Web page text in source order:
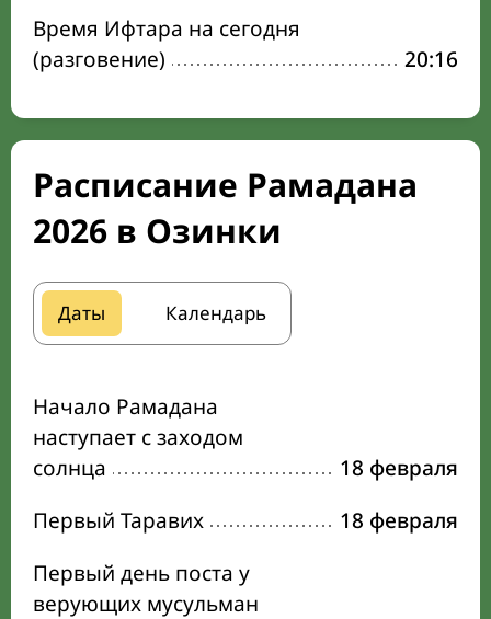
Время Ифтара на сегодня
(разговение)
20:16
Расписание Рамадана
2026 в Озинки
Даты Календарь
Начало Рамадана
наступает с заходом
солнца
18 февраля
Первый Таравих
18 февраля
Первый день поста у
верующих мусульман